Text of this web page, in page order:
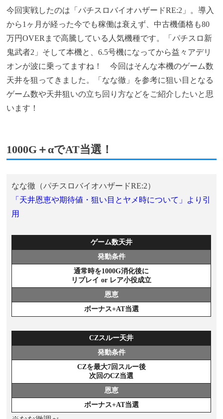
今回実戦したのは「パチスロバイオハザードRE:2」。導入
から1ヶ月が経った今でも稼働は衰えず、中古機価格も80
万円OVERまで高騰している人気機種です。「パチスロ新
鬼武者2」そして本機と、6.5号機になってから益々アデリ
オンが波に乗ってますね！ 今回はそんな本機のゲーム数
天井を狙ってきました。「なな徹」を参考に狙い目となる
ゲーム数や天井狙いの立ち回り方などをご紹介したいと思
います！
1000G＋αでAT当選！
なな徹（パチスロバイオハザードRE:2）
「天井恩恵や期待値・狙い目とヤメ時について」より引
用
ゲーム数天井
発動条件
通常時を1000G消化後に
リプレイ or レア小役成立
恩恵
ボーナス+AT当選
CZスルー天井
発動条件
CZを最大7回スルー後
次回のCZ当選
恩恵
ボーナス+AT当選